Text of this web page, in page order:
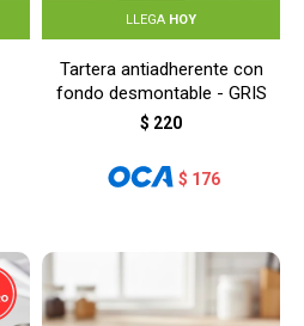
LLEGA HOY
Tartera antiadherente con
fondo desmontable - GRIS
$ 220
$ 176